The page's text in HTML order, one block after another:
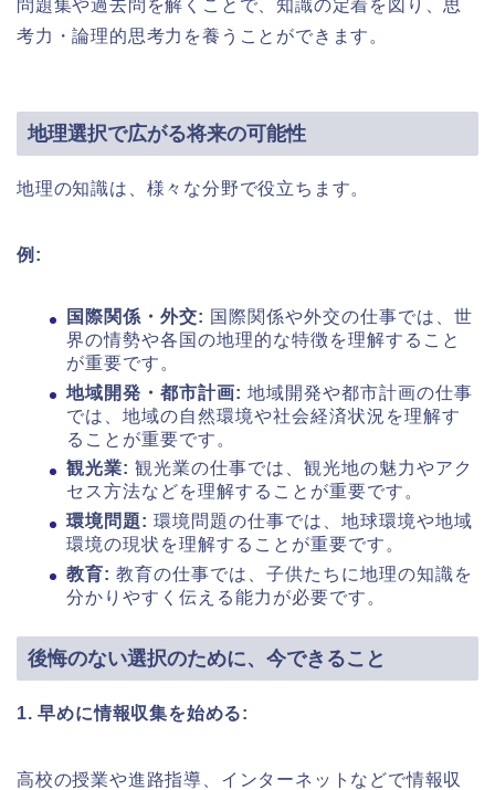
問題集や過去問を解くことで、知識の定着を図り、思
考力・論理的思考力を養うことができます。
地理選択で広がる将来の可能性
地理の知識は、様々な分野で役立ちます。
例:
国際関係・外交: 国際関係や外交の仕事では、世
界の情勢や各国の地理的な特徴を理解すること
が重要です。
地域開発・都市計画: 地域開発や都市計画の仕事
では、地域の自然環境や社会経済状況を理解す
ることが重要です。
観光業: 観光業の仕事では、観光地の魅力やアク
セス方法などを理解することが重要です。
環境問題: 環境問題の仕事では、地球環境や地域
環境の現状を理解することが重要です。
教育: 教育の仕事では、子供たちに地理の知識を
分かりやすく伝える能力が必要です。
後悔のない選択のために、今できること
1. 早めに情報収集を始める:
高校の授業や進路指導、インターネットなどで情報収